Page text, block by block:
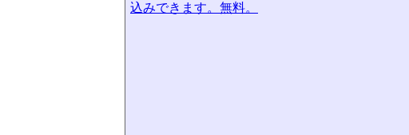
込みできます。無料。